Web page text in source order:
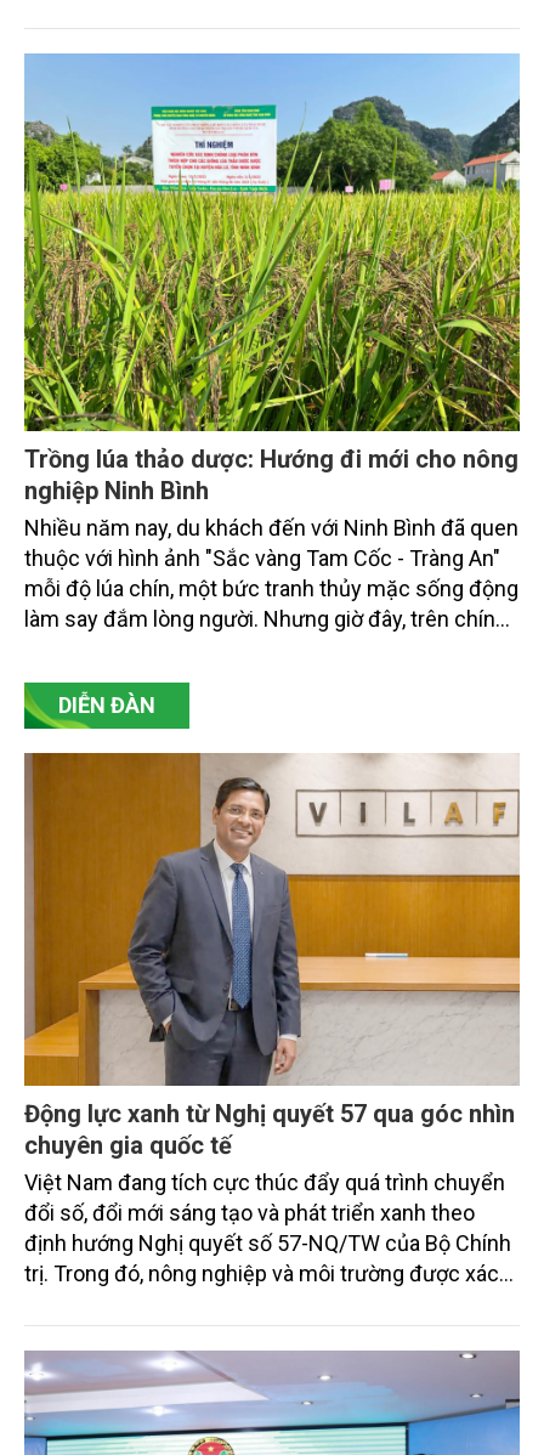
Trồng lúa thảo dược: Hướng đi mới cho nông
nghiệp Ninh Bình
Nhiều năm nay, du khách đến với Ninh Bình đã quen
thuộc với hình ảnh "Sắc vàng Tam Cốc - Tràng An"
mỗi độ lúa chín, một bức tranh thủy mặc sống động
làm say đắm lòng người. Nhưng giờ đây, trên chính
được gieo trồng, sắc tím huyền diệu của những
giống lúa thảo dược. Đây không chỉ là một sự thay
cách mạng trong tư duy sản xuất nông nghiệp, một
hướng đi đột phá kết hợp giữa khoa học, giá trị dinh
dưỡng và tiềm năng du lịch, hứa hẹn tạo ra một
điểm nhấn mới cho vùng đất di sản.
DIỄN ĐÀN
Động lực xanh từ Nghị quyết 57 qua góc nhìn
chuyên gia quốc tế
Việt Nam đang tích cực thúc đẩy quá trình chuyển
đổi số, đổi mới sáng tạo và phát triển xanh theo
định hướng Nghị quyết số 57-NQ/TW của Bộ Chính
trị. Trong đó, nông nghiệp và môi trường được xác
sắc bởi các tiến bộ công nghệ và cam kết bền vững
toàn cầu, đặc biệt là mục tiêu đưa phát thải ròng
bằng 0 (Net-Zero) vào năm 2050.